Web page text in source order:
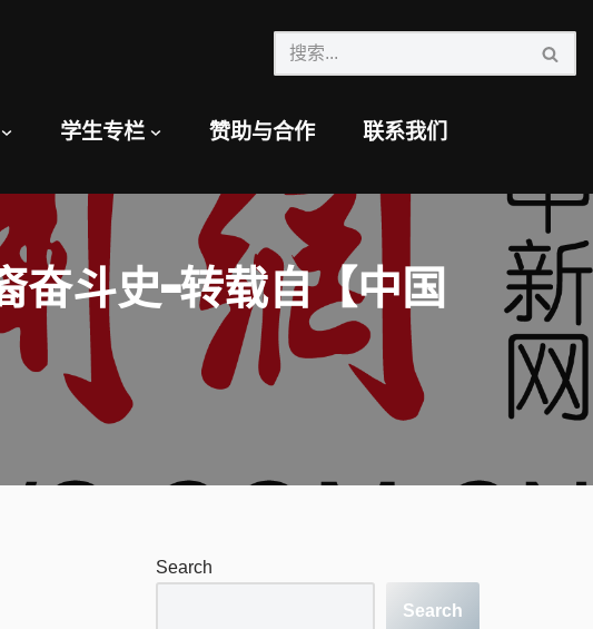
学生专栏 赞助与合作
联系我们
奋斗史–转载自【中国
Search
Search